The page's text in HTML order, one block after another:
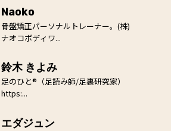
Naoko
骨盤矯正パーソナルトレーナー。(株)
ナオコボディワ...
鈴木 きよみ
足のひと®（足読み師/足裏研究家）
https:...
エダジュン